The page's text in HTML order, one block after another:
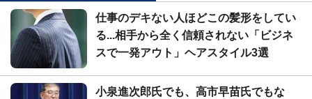
仕事のデキない人ほどこの髪形をしてい
る...相手から全く信頼されない「ビジネ
スで一発アウト」ヘアスタイル3選
小泉進次郎氏でも、高市早苗氏でもな